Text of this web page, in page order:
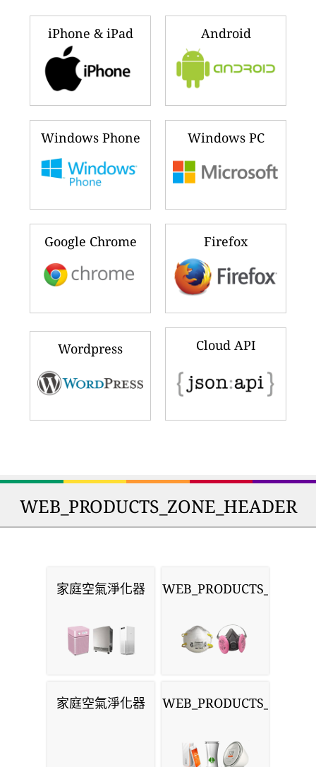
iPhone & iPad Android
Windows Phone Windows PC
Google Chrome Firefox
Wordpress Cloud API
WEB_PRODUCTS_ZONE_HEADER
家庭空氣淨化器 WEB_PRODUCTS_MASKS
家庭空氣淨化器